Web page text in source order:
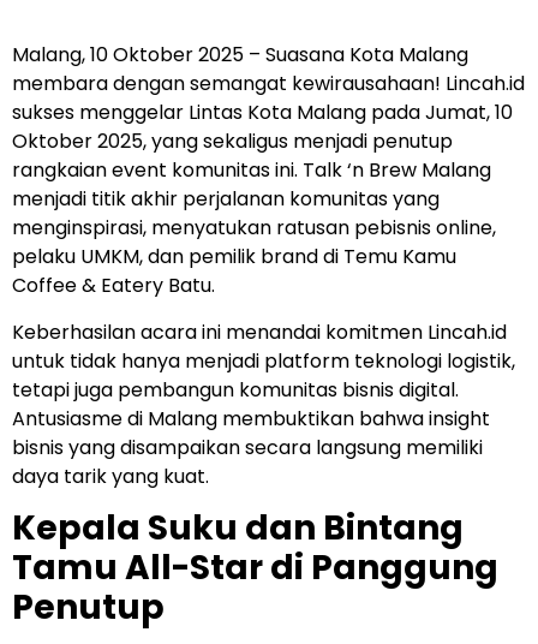
Malang, 10 Oktober 2025 – Suasana Kota Malang
membara dengan semangat kewirausahaan! Lincah.id
sukses menggelar Lintas Kota Malang pada Jumat, 10
Oktober 2025, yang sekaligus menjadi penutup
rangkaian event komunitas ini. Talk ‘n Brew Malang
menjadi titik akhir perjalanan komunitas yang
menginspirasi, menyatukan ratusan pebisnis online,
pelaku UMKM, dan pemilik brand di Temu Kamu
Coffee & Eatery Batu.
Keberhasilan acara ini menandai komitmen Lincah.id
untuk tidak hanya menjadi platform teknologi logistik,
tetapi juga pembangun komunitas bisnis digital.
Antusiasme di Malang membuktikan bahwa insight
bisnis yang disampaikan secara langsung memiliki
daya tarik yang kuat.
Kepala Suku dan Bintang
Tamu All-Star di Panggung
Penutup